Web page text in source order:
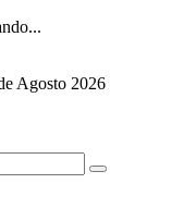
Agosto 2026